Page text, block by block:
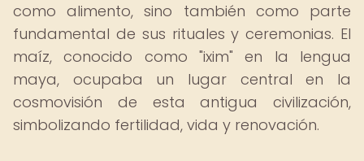
como alimento, sino también como parte
fundamental de sus rituales y ceremonias. El
maíz, conocido como "ixim" en la lengua
maya, ocupaba un lugar central en la
cosmovisión de esta antigua civilización,
simbolizando fertilidad, vida y renovación.